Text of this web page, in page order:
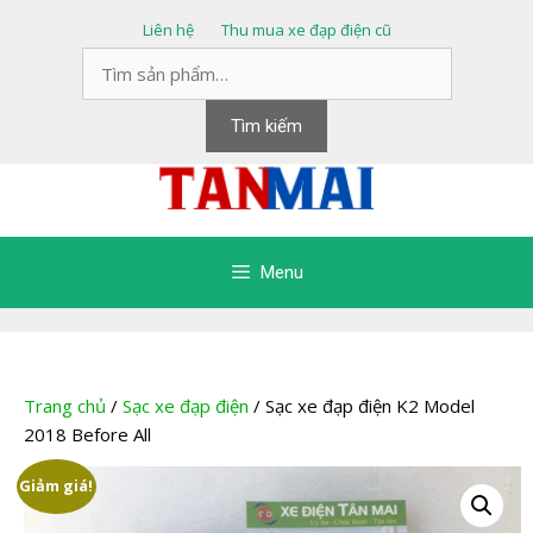
Liên hệ
Thu mua xe đạp điện cũ
kiếm:
Tìm kiếm
Menu
Trang chủ / Sạc xe đạp điện / Sạc xe đạp điện K2 Model
2018 Before All
Giảm giá!